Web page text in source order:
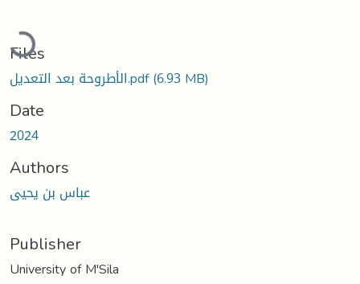
Loading...
Files
الأطروحة بعد التعديل.pdf(6.93 MB)
Date
2024
Authors
عباس بن يحيى
Publisher
University of M'Sila